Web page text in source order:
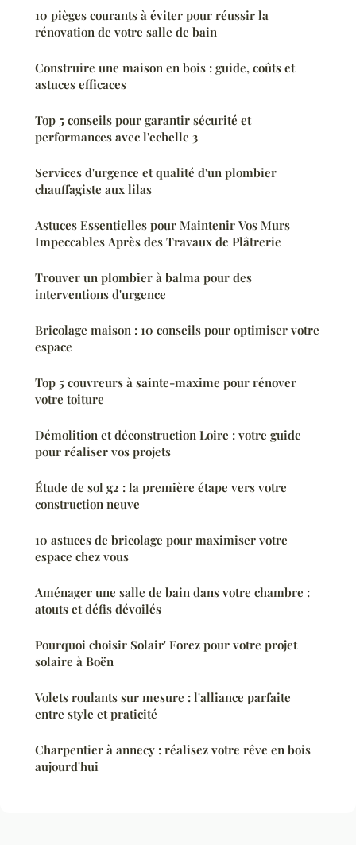
10 pièges courants à éviter pour réussir la
rénovation de votre salle de bain
Construire une maison en bois : guide, coûts et
astuces efficaces
Top 5 conseils pour garantir sécurité et
performances avec l'echelle 3
Services d'urgence et qualité d'un plombier
chauffagiste aux lilas
Astuces Essentielles pour Maintenir Vos Murs
Impeccables Après des Travaux de Plâtrerie
Trouver un plombier à balma pour des
interventions d'urgence
Bricolage maison : 10 conseils pour optimiser votre
espace
Top 5 couvreurs à sainte-maxime pour rénover
votre toiture
Démolition et déconstruction Loire : votre guide
pour réaliser vos projets
Étude de sol g2 : la première étape vers votre
construction neuve
10 astuces de bricolage pour maximiser votre
espace chez vous
Aménager une salle de bain dans votre chambre :
atouts et défis dévoilés
Pourquoi choisir Solair' Forez pour votre projet
solaire à Boën
Volets roulants sur mesure : l'alliance parfaite
entre style et praticité
Charpentier à annecy : réalisez votre rêve en bois
aujourd'hui